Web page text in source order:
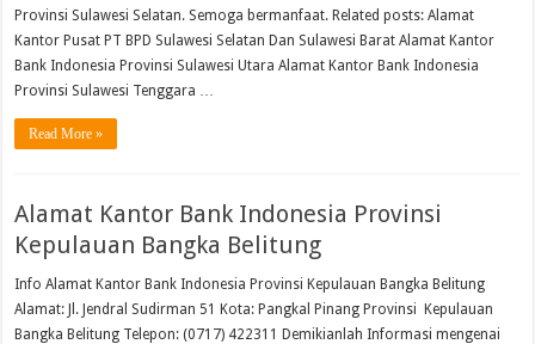
Provinsi Sulawesi Selatan. Semoga bermanfaat. Related posts: Alamat
Kantor Pusat PT BPD Sulawesi Selatan Dan Sulawesi Barat Alamat Kantor
Bank Indonesia Provinsi Sulawesi Utara Alamat Kantor Bank Indonesia
Provinsi Sulawesi Tenggara …
Read More »
Alamat Kantor Bank Indonesia ​​Provinsi
Kepulauan Bangka Belitung
Info Alamat Kantor Bank Indonesia ​​Provinsi Kepulauan Bangka Belitung
Alamat: ​​Jl. Jendral Sudirman 51 Kota: ​Pangkal Pinang Provinsi ​​ Kepulauan
Bangka Belitung Telepon: (0717) 422311 Demikianlah Informasi mengenai